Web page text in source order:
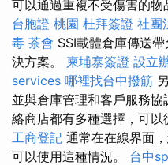
可以通過重複不受傷害的物
台胞證 桃園 杜拜簽證 社團
毒 茶會 SSI載體倉庫傳送
決方案。 柬埔寨簽證 設立
services 哪裡找台中撥筋
並與倉庫管理和客戶服務
絡商店都有多種選擇，可以
工商登記 通常在在線界面
可以使用這種情況。 台中